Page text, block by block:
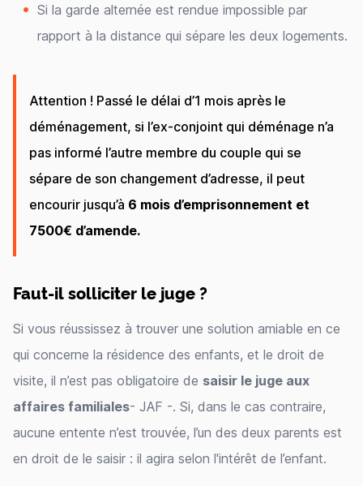
Si la garde alternée est rendue impossible par
rapport à la distance qui sépare les deux logements.
Attention ! Passé le délai d’1 mois après le
déménagement, si l’ex-conjoint qui déménage n’a
pas informé l’autre membre du couple qui se
sépare de son changement d’adresse, il peut
encourir jusqu’à 6 mois d’emprisonnement et
7500€ d’amende.
Faut-il solliciter le juge ?
Si vous réussissez à trouver une solution amiable en ce
qui concerne la résidence des enfants, et le droit de
visite, il n’est pas obligatoire de saisir le juge aux
affaires familiales- JAF -. Si, dans le cas contraire,
aucune entente n’est trouvée, l’un des deux parents est
en droit de le saisir : il agira selon l'intérêt de l’enfant.